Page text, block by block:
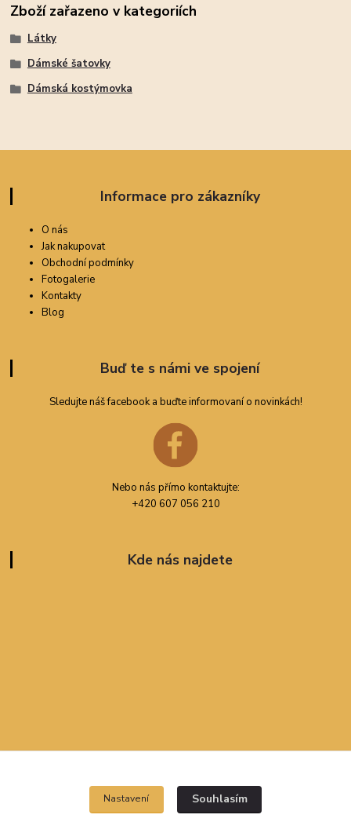
Zboží zařazeno v kategoriích
Látky
Dámské šatovky
Dámská kostýmovka
Informace pro zákazníky
O nás
Jak nakupovat
Obchodní podmínky
Fotogalerie
Kontakty
Blog
Buď te s námi ve spojení
Sledujte náš facebook a buďte informovaní o novinkách!
Nebo nás přímo kontaktujte:
+420 607 056 210
Kde nás najdete
Nastavení Souhlasím